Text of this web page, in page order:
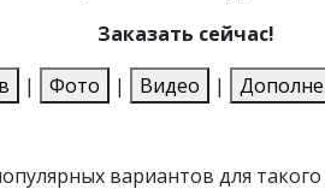
Заказать сейчас!
| Фото | Видео |
вариантов для